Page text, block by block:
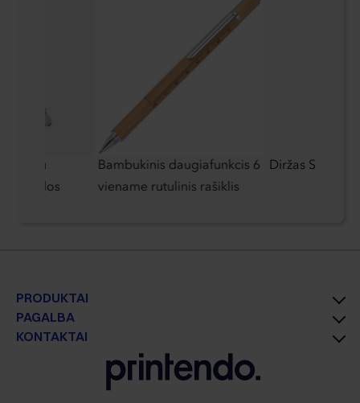
su
spaudos
Bambukinis daugiafunkcis 6
viename rutulinis rašiklis
Diržas
PRODUKTAI
PAGALBA
KONTAKTAI